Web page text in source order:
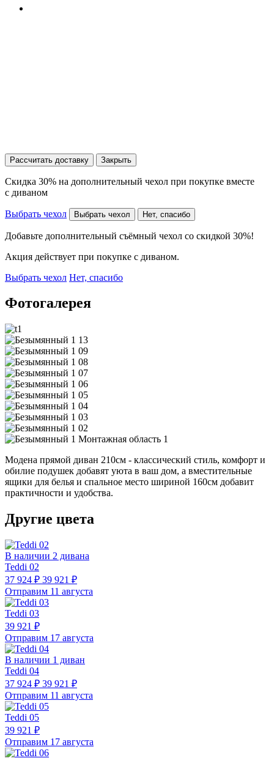
Рассчитать доставку Закрыть
Скидка 30% на дополнительный чехол при покупке вместе
с диваном
Выбрать чехол Выбрать чехол Нет, спасибо
Добавьте дополнительный съёмный чехол со скидкой 30%!
Акция действует при покупке с диваном.
Выбрать чехол Нет, спасибо
Фотогалерея
Модена прямой диван 210см - классический стиль, комфорт и
обилие подушек добавят уюта в ваш дом, а вместительные
ящики для белья и спальное место шириной 160см добавит
практичности и удобства.
Другие цвета
В наличии 2 дивана
Teddi 02
37 924 ₽ 39 921 ₽
Отправим 11 августа
Teddi 03
39 921 ₽
Отправим 17 августа
В наличии 1 диван
Teddi 04
37 924 ₽ 39 921 ₽
Отправим 11 августа
Teddi 05
39 921 ₽
Отправим 17 августа